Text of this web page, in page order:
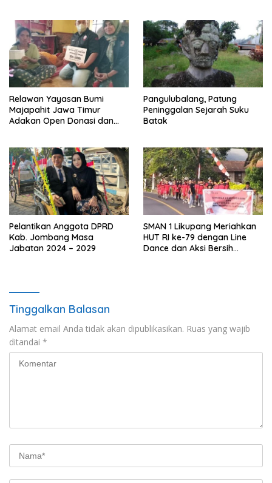
Relawan Yayasan Bumi
Majapahit Jawa Timur
Adakan Open Donasi dan
Pangulubalang, Patung
Peninggalan Sejarah Suku
Batak
Pelantikan Anggota DPRD
Kab. Jombang Masa
Jabatan 2024 – 2029
SMAN 1 Likupang Meriahkan
HUT RI ke-79 dengan Line
Dance dan Aksi Bersih
Tinggalkan Balasan
Alamat email Anda tidak akan dipublikasikan. Ruas yang wajib
ditandai *